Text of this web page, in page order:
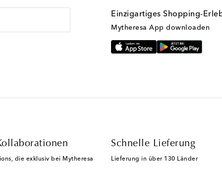
Einzigartiges Shopping-
Mytheresa App downloaden
die exklusiv bei Mytheresa
Schnelle Lieferung
Lieferung in über 130 Länder